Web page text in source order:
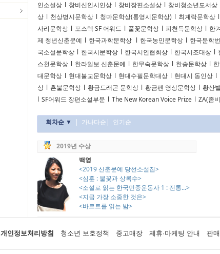
인소설상 l 창비신인시인상 l 창비장편소설상 l 창비청소년도서상
상 l 천상병시문학상 l 청마문학상(통영시문학상) l 최계락문학상 l
사리문학상 l 포스텍 SF 어워드 l 풀꽃문학상 l 피천득문학상 l 한
제 청년신춘문예 l 한국과학문학상 l 한국농민문학상 l 한국문학
국소설문학상 l 한국시문학상 l 한국시인협회상 l 한국시조대상 l
스천문학상 l 한라일보 신춘문예 l 한무숙문학상 l 한송문학상 l
대문학상 l 현대불교문학상 l 현대수필문학대상 l 현대시 동인상 l
상 l 혼불문학상 l 황금드래곤 문학상 l 황금펜 영상문학상 l 황산
l SF어워드 장편소설부문 l The New Korean Voice Prize l ZA(좀
회차순 ▼ | 가나다순 | 인기순
2019년 수상
백영
<2019 신춘문예 당선소설집>
<심훈 : 불꽃과 상록수>
<소설로 읽는 한국민중운동사 1 : 전통...>
<지금 가장 소중한 것은>
<바르트를 읽는 밤>
개인정보처리방침 청소년 보호정책 중고매장 제휴·마케팅 안내 판